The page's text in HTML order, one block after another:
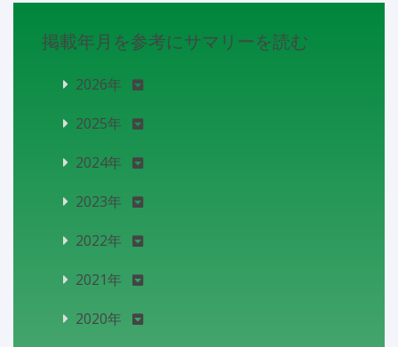
掲載年月を参考にサマリーを読む
2026年
2025年
2024年
2023年
2022年
2021年
2020年